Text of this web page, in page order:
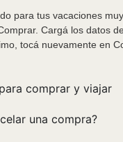
para tus vacaciones
Cargá los datos
tocá nuevamente en
comprar y viajar
una compra?